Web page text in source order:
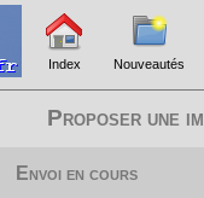
Index Nouveautés
Proposer une
Envoi en cours